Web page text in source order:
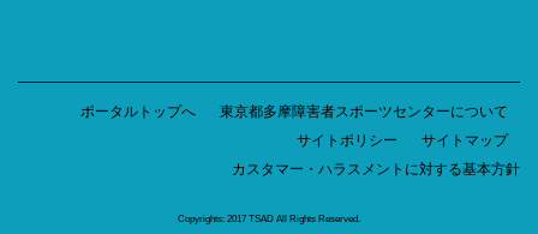
ポータルトップへ
東京都多摩障害者スポーツセンターについて
サイトポリシー
サイトマップ
カスタマー・ハラスメントに対する基本方針
Copyrights: 2017 TSAD All Rights Reserved.